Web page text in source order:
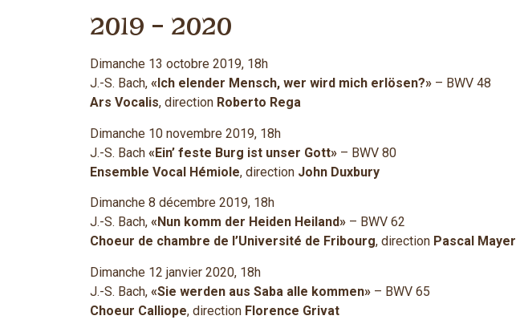
2019 – 2020
Dimanche 13 octobre 2019, 18h
J.-S. Bach, «Ich elender Mensch, wer wird mich erlösen?» – BWV 48
Ars Vocalis, direction Roberto Rega
Dimanche 10 novembre 2019, 18h
J.-S. Bach «Ein’ feste Burg ist unser Gott» – BWV 80
Ensemble Vocal Hémiole, direction John Duxbury
Dimanche 8 décembre 2019, 18h
J.-S. Bach, «Nun komm der Heiden Heiland» – BWV 62
Choeur de chambre de l’Université de Fribourg, direction Pascal Mayer
Dimanche 12 janvier 2020, 18h
J.-S. Bach, «Sie werden aus Saba alle kommen» – BWV 65
Choeur Calliope, direction Florence Grivat